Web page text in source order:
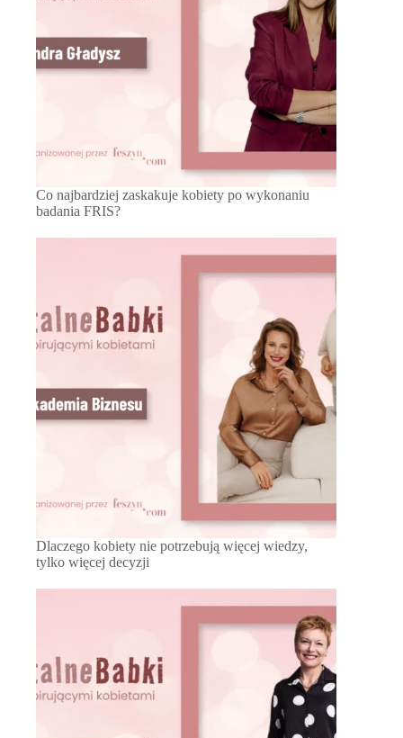
Co najbardziej zaskakuje kobiety po wykonaniu
badania FRIS?
Dlaczego kobiety nie potrzebują więcej wiedzy,
tylko więcej decyzji